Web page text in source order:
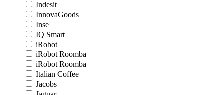
Indesit
InnovaGoods
Inse
IQ Smart
iRobot
iRobot Roomba
iRobot Roomba
Italian Coffee
Jacobs